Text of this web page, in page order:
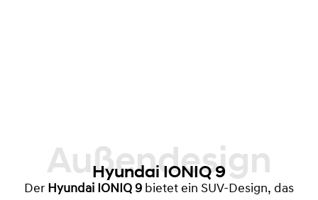
Außendesign
Hyundai IONIQ 9
Der Hyundai IONIQ 9 bietet ein SUV-Design, das